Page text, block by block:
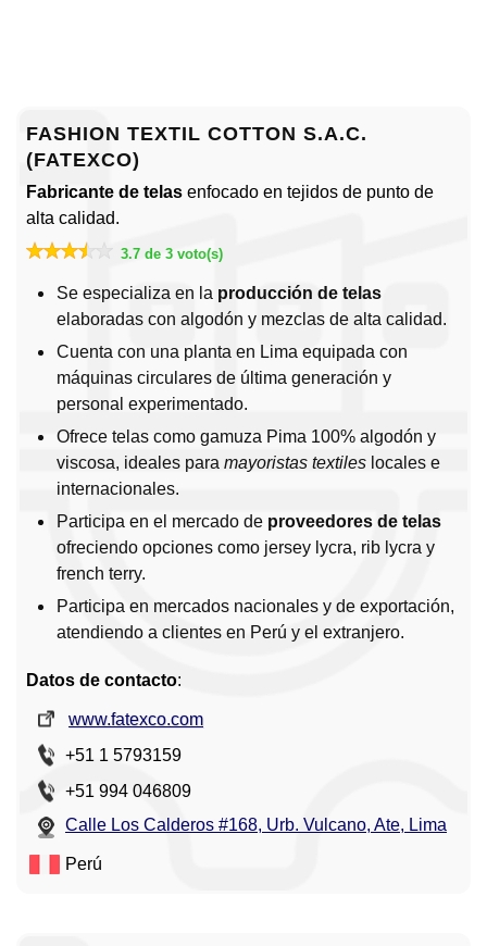
FASHION TEXTIL COTTON S.A.C.
(FATEXCO)
Fabricante de telas enfocado en tejidos de punto de
alta calidad.
3.7 de 3 voto(s)
Se especializa en la producción de telas
elaboradas con algodón y mezclas de alta calidad.
Cuenta con una planta en Lima equipada con
máquinas circulares de última generación y
personal experimentado.
Ofrece telas como gamuza Pima 100% algodón y
viscosa, ideales para mayoristas textiles locales e
internacionales.
Participa en el mercado de proveedores de telas
ofreciendo opciones como jersey lycra, rib lycra y
french terry.
Participa en mercados nacionales y de exportación,
atendiendo a clientes en Perú y el extranjero.
Datos de contacto:
www.fatexco.com
+51 1 5793159
+51 994 046809
Calle Los Calderos #168, Urb. Vulcano, Ate, Lima
Perú